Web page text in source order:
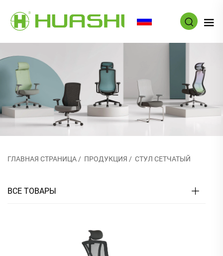
ГЛАВНАЯ СТРАНИЦА / ПРОДУКЦИЯ / СТУЛ СЕТЧАТЫЙ
ВСЕ ТОВАРЫ